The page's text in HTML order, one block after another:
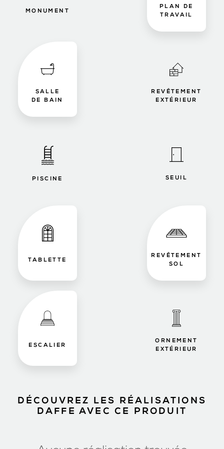
MONUMENT
PLAN DE
TRAVAIL
SALLE
DE BAIN
REVÊTEMENT
EXTÉRIEUR
PISCINE SEUIL
TABLETTE
REVÊTEMENT
SOL
ESCALIER
ORNEMENT
EXTÉRIEUR
DÉCOUVREZ LES RÉALISATIONS
DAFFE AVEC CE PRODUIT